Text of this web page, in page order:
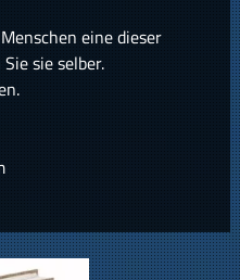
eine dieser
sie selber.